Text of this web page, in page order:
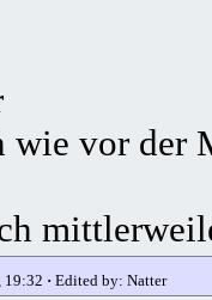
vor der
19:32 · Edited by: Natter